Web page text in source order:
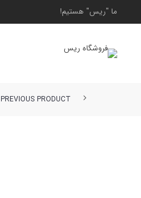
ما "ریس" هستیم!
PREVIOUS PRODUCT